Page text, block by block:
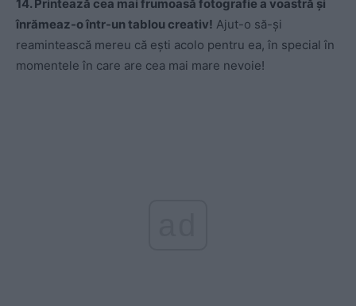
14. Printează cea mai frumoasă fotografie a voastră și
înrămeaz-o într-un tablou creativ! Ajut-o să-și
reamintească mereu că ești acolo pentru ea, în special în
momentele în care are cea mai mare nevoie!